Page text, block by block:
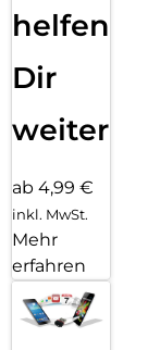
helfen
Dir
weiter
ab 4,99 €
inkl. MwSt.
Mehr
erfahren